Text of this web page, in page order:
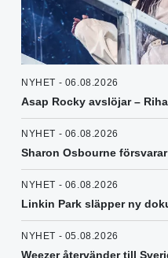
NYHET - 06.08.2026
Asap Rocky avslöjar –
NYHET - 06.08.2026
Sharon Osbourne
NYHET - 06.08.2026
Linkin Park släpper ny
NYHET - 05.08.2026
Weezer återvänder till